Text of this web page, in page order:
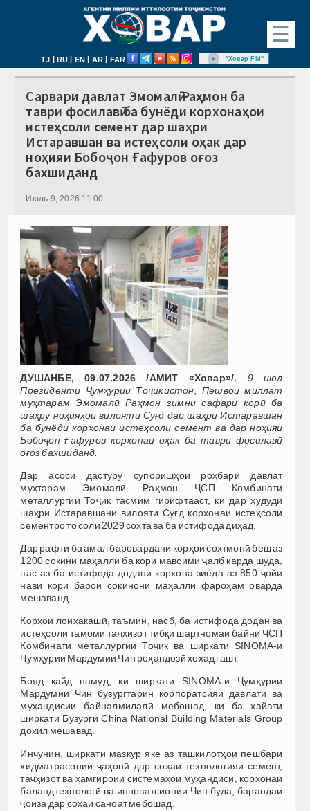
☰
TJ | RU | EN | AR | FAR "Ховар FM"
Сарвари давлат Эмомалӣ Раҳмон ба
таври фосилавӣ ба бунёди корхонаҳои
истеҳсоли семент дар шаҳри
Истаравшан ва истеҳсоли оҳак дар
ноҳияи Бобоҷон Ғафуров оғоз
бахшиданд
Июль 9, 2026 11:00
ДУШАНБЕ, 09.07.2026 /АМИТ «Ховар»/.
9 июл
Президенти Ҷумҳурии Тоҷикистон, Пешвои миллат
муҳтарам Эмомалӣ Раҳмон зимни сафари корӣ ба
шаҳру ноҳияҳои вилояти Суғд дар шаҳри Истаравшан
ба бунёди корхонаи истеҳсоли семент ва дар ноҳияи
Бобоҷон Ғафуров корхонаи оҳак ба таври фосилавӣ
оғоз бахшиданд.
Дар асоси дастуру супоришҳои роҳбари давлат
муҳтарам Эмомалӣ Раҳмон ҶСП Комбинати
металлургии Тоҷик тасмим гирифтааст, ки дар ҳудуди
шаҳри Истаравшани вилояти Суғд корхонаи истеҳсоли
сементро то соли 2029 сохта ва ба истифода диҳад.
Дар рафти ба амал баровардани корҳои сохтмонӣ беш аз
1200 сокини маҳаллӣ ба кори мавсимӣ ҷалб карда шуда,
пас аз ба истифода додани корхона зиёда аз 850 ҷойи
нави корӣ барои сокинони маҳаллӣ фароҳам оварда
мешаванд.
Корҳои лоиҳакашӣ, таъмин, насб, ба истифода додан ва
истеҳсоли тамоми таҷҳизот тибқи шартномаи байни ҶСП
Комбинати металлургии Тоҷик ва ширкати SINOMA-и
Ҷумҳурии Мардумии Чин роҳандозӣ хоҳад гашт.
Бояд қайд намуд, ки ширкати SINOMA-и Ҷумҳурии
Мардумии Чин бузургтарин корпоратсияи давлатӣ ва
муҳандисии байналмилалӣ мебошад, ки ба ҳайати
ширкати Бузурги China National Building Materials Group
дохил мешавад.
Инчунин, ширкати мазкур яке аз ташкилотҳои пешбари
хидматрасонии ҷаҳонӣ дар соҳаи технологияи семент,
таҷҳизот ва ҳамгироии системаҳои муҳандисӣ, корхонаи
баландтехнологӣ ва инноватсионии Чин буда, барандаи
ҷоиза дар соҳаи саноат мебошад.